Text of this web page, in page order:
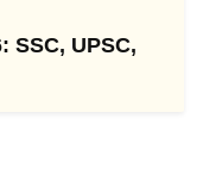
SSC, UPSC,